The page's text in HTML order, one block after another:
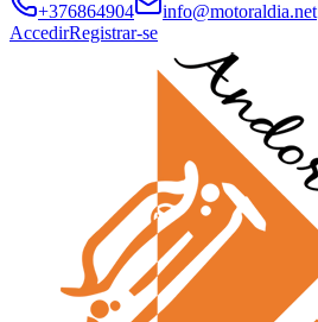
+376864904
info@motoraldia.net
AccedirRegistrar-se